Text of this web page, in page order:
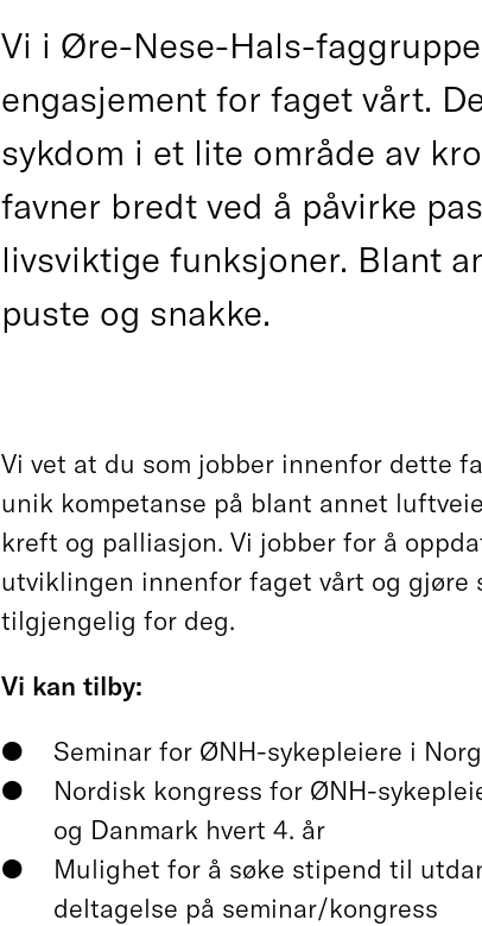
Vi i Øre-Nese-Hals-
engasjement for faget vårt.
sykdom i et lite område av
favner bredt ved å påvirke
livsviktige funksjoner. Blant
puste og snakke.
Vi vet at du som jobber innenfor dette
unik kompetanse på blant annet
kreft og palliasjon. Vi jobber for å
utviklingen innenfor faget vårt og gjøre
tilgjengelig for deg.
Vi kan tilby:
Seminar for ØNH-sykepleiere i
Nordisk kongress for ØNH-
og Danmark hvert 4. år
Mulighet for å søke stipend til
deltagelse på seminar/kongress